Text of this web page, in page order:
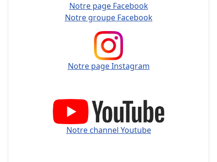
Notre page Facebook
Notre groupe Facebook
Notre page Instagram
Notre channel Youtube